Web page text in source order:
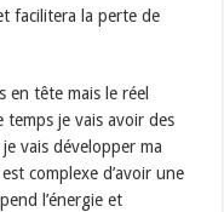
facilitera la perte de
en tête mais le réel
temps je vais avoir des
vais développer ma
complexe d’avoir une
l’énergie et